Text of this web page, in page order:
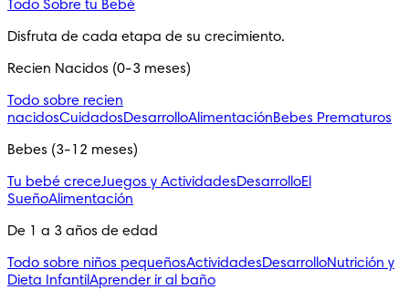
Todo Sobre tu Bebé
Disfruta de cada etapa de su crecimiento.
Recien Nacidos (0-3 meses)
Todo sobre recien
nacidosCuidadosDesarrolloAlimentaciónBebes Prematuros
Bebes (3-12 meses)
Tu bebé creceJuegos y ActividadesDesarrolloEl
SueñoAlimentación
De 1 a 3 años de edad
Todo sobre niños pequeñosActividadesDesarrolloNutrición y
Dieta InfantilAprender ir al baño